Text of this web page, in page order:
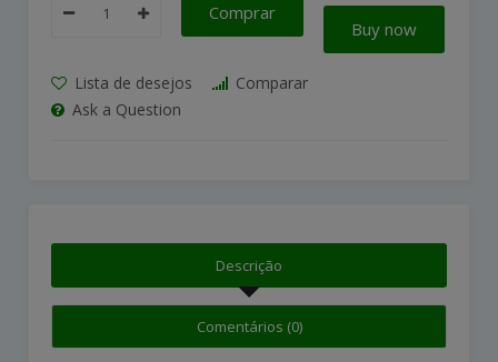
Comprar
Buy now
Lista de desejos
Comparar
Ask a Question
Descrição
Comentários (0)